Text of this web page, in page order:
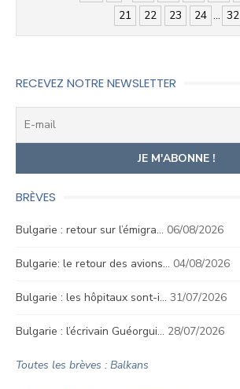
21
22 23 24 ... 32
RECEVEZ NOTRE NEWSLETTER
BRÈVES
Bulgarie : retour sur l’émigra… 06/08/2026
Bulgarie: le retour des avions… 04/08/2026
Bulgarie : les hôpitaux sont-i… 31/07/2026
Bulgarie : l’écrivain Guéorgui… 28/07/2026
Toutes les brèves : Balkans